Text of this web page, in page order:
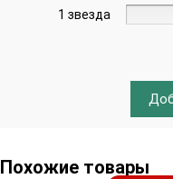
1 звезда
Похожие товары